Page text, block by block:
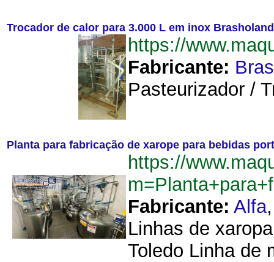
Trocador de calor para 3.000 L em inox
https://
Fabricante:
Pasteurizador /
Planta para fabricação de xarope para bebidas
https://
Fabricante: Alfa
Linhas de
Toledo Linha de